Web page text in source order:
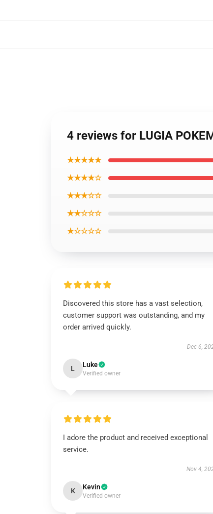
4 reviews for LUGIA
★★★★★
★★★★☆
★★★☆☆
★★☆☆☆
★☆☆☆☆
Discovered this store has a vast selection,
customer support was outstanding, and my
order arrived quickly.
Dec 6,
L Luke
Verified owner
I adore the product and received exceptional
service.
Nov 4,
K Kevin
Verified owner